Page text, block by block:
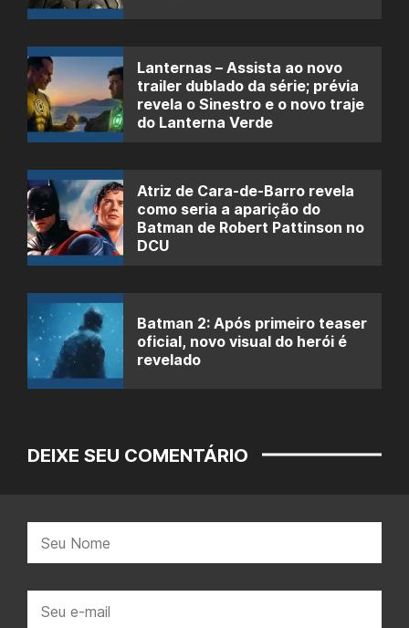
Lanternas – Assista ao novo
trailer dublado da série; prévia
revela o Sinestro e o novo traje
do Lanterna Verde
Atriz de Cara-de-Barro revela
como seria a aparição do
Batman de Robert Pattinson no
DCU
Batman 2: Após primeiro teaser
oficial, novo visual do herói é
revelado
DEIXE SEU COMENTÁRIO
mail: